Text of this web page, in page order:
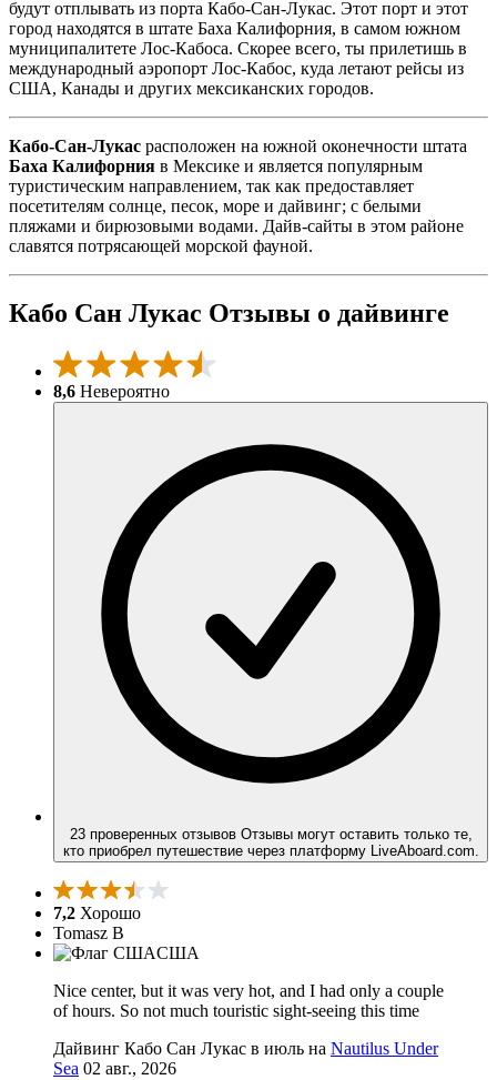
будут отплывать из порта Кабо-Сан-Лукас. Этот порт и этот
город находятся в штате Баха Калифорния, в самом южном
муниципалитете Лос-Кабоса. Скорее всего, ты прилетишь в
международный аэропорт Лос-Кабос, куда летают рейсы из
США, Канады и других мексиканских городов.
Кабо-Сан-Лукас расположен на южной оконечности штата
Баха Калифорния в Мексике и является популярным
туристическим направлением, так как предоставляет
посетителям солнце, песок, море и дайвинг; с белыми
пляжами и бирюзовыми водами. Дайв-сайты в этом районе
славятся потрясающей морской фауной.
Кабо Сан Лукас Отзывы о дайвинге
8,6 Невероятно
23 проверенных отзывов Отзывы могут оставить только те,
кто приобрел путешествие через платформу LiveAboard.com.
7,2 Хорошо
Tomasz B
США
Nice center, but it was very hot, and I had only a couple
of hours. So not much touristic sight-seeing this time
Дайвинг Кабо Сан Лукас в июль на Nautilus Under
Sea 02 авг., 2026